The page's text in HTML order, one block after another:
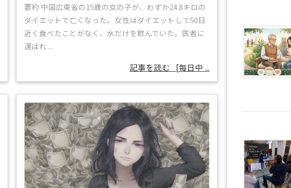
要約 中国広東省の15歳の女の子が、わずか24.8キロの
ダイエットで亡くなった。女性はダイエットして50日
近く食べたことがなく、水だけを飲んでいた。医者に
運ばれ ...
記事を読む [每日中 ...